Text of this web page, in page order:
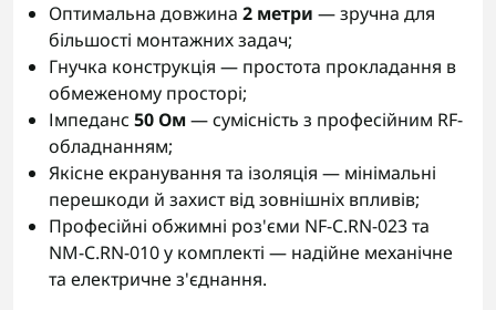
Оптимальна довжина 2 метри — зручна для
більшості монтажних задач;
Гнучка конструкція — простота прокладання в
обмеженому просторі;
Імпеданс 50 Ом— сумісність з професійним RF-
обладнанням;
Якісне екранування та ізоляція — мінімальні
перешкоди й захист від зовнішніх впливів;
Професійні обжимні роз'єми NF-C.RN-023 та
NM-C.RN-010 у комплекті — надійне механічне
та електричне з'єднання.